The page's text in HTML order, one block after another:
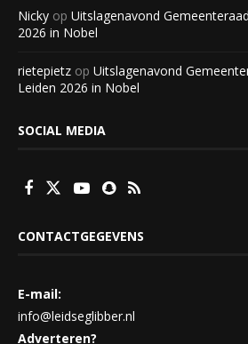
Nicky op Uitslagenavond
2026 in Nobel
rietepietz op Uitslagenavond
Leiden 2026 in Nobel
SOCIAL MEDIA
CONTACTGEGEVENS
E-mail:
info@leidseglibber.nl
Adverteren?